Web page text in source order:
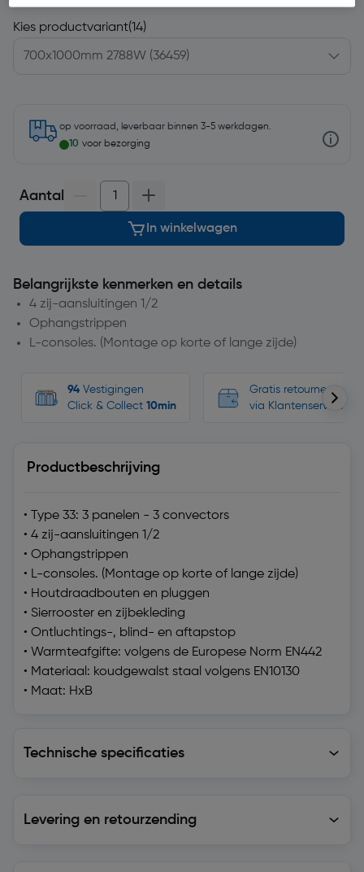
Kies productvariant(14)
op voorraad, leverbaar binnen 3-5 werkdagen.
10 voor bezorging
Aantal
In winkelwagen
Belangrijkste kenmerken en details
4 zij-aansluitingen 1/2
Ophangstrippen
L-consoles. (Montage op korte of lange zijde)
94 Vestigingen
Click & Collect 10min
Gratis retourneren,
via Klantenservice
Productbeschrijving
• Type 33: 3 panelen - 3 convectors
• 4 zij-aansluitingen 1/2
• Ophangstrippen
• L-consoles. (Montage op korte of lange zijde)
• Houtdraadbouten en pluggen
• Sierrooster en zijbekleding
• Ontluchtings-, blind- en aftapstop
• Warmteafgifte: volgens de Europese Norm EN442
• Materiaal: koudgewalst staal volgens EN10130
• Maat: HxB
Technische specificaties
Levering en retourzending